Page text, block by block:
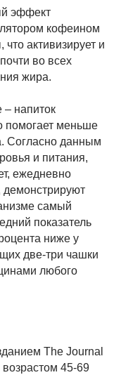
эффект
кофеином
активизирует и
во всех
жира.
– напиток
помогает меньше
Согласно данным
и питания,
ежедневно
самый
показатель
ниже у
две-три чашки
любого
The Journal
45-69